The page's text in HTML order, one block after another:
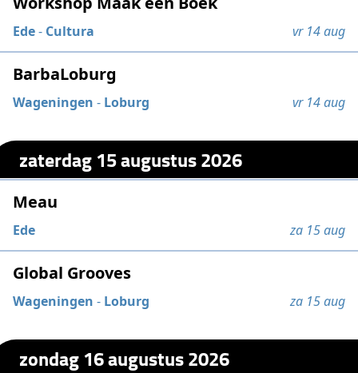
Ede- Cultura vr 14 aug
BarbaLoburg
Wageningen - Loburg vr 14 aug
zaterdag 15 augustus 2026
Meau
Ede za 15 aug
Global Grooves
Wageningen - Loburg za 15 aug
zondag 16 augustus 2026